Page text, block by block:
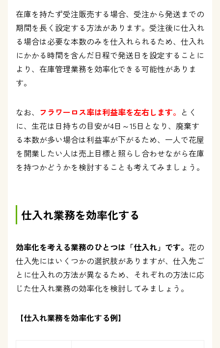
在庫を持たず受注販売する場合、受注から発送までの
期間を長く設定する方法があります。受注後に仕入れ
る場合は必要な本数のみを仕入れられるため、仕入れ
にかかる時間を含んだ日程で発送日を設定することに
より、在庫管理業務を効率化できる可能性がありま
す。
なお、 フラワーロス率は利益率を左右します。 とく
に、生花は日持ちの目安が4日～15日となり、廃棄す
る本数が多い場合は利益率が下がるため、一人で花屋
を開業したい人は売上目標と照らし合わせながら在庫
を持つかどうかを検討することも考えてみましょう。
仕入れ業務を効率化する
効率化を考える業務のひとつは「仕入れ」です。 花の
仕入先にはいくつかの選択肢がありますが、仕入先ご
とに仕入れの方法が異なるため、それぞれの方法に応
じた仕入れ業務の効率化を検討してみましょう。
【仕入れ業務を効率化する例】